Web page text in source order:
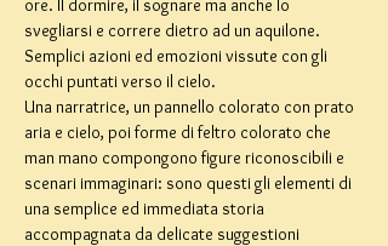
ore. Il dormire, il sognare ma anche lo
svegliarsi e correre dietro ad un aquilone.
Semplici azioni ed emozioni vissute con gli
occhi puntati verso il cielo.
Una narratrice, un pannello colorato con prato
aria e cielo, poi forme di feltro colorato che
man mano compongono figure riconoscibili e
scenari immaginari: sono questi gli elementi di
una semplice ed immediata storia
accompagnata da delicate suggestioni